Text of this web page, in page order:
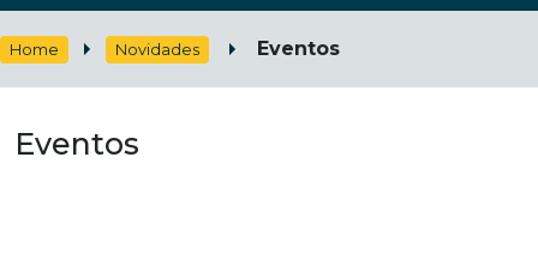
Home Novidades Eventos
Eventos